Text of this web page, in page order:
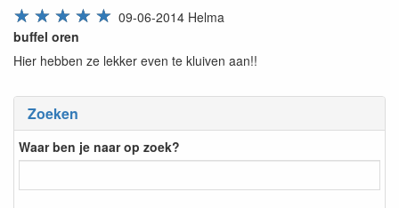
Zoeken
Waar ben je naar op zoek?
☆
☆
☆
☆
☆ 09-06-2014 Helma
buffel oren
Hier hebben ze lekker even te kluiven aan!!